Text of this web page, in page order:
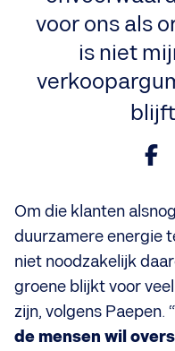
voor ons als
is niet
Om die klanten
duurzamere energie
niet noodzakelijk
groene blijkt voor
zijn, volgens Paepen. “
de mensen wil